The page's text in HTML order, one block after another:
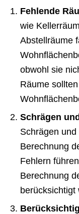
Fehlende
wie
Abstellräume
obwohl sie
Räume
Schrägen
Schrägen
Berechnung
Fehlern
Berechnung
berücksichtigt